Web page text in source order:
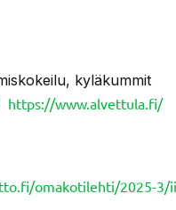
kyläkummit
https://www.alvettula.fi/
omakotilehti/2025-3/